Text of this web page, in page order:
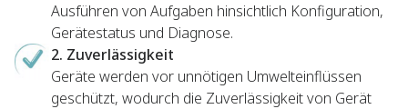
Ausführen von Aufgaben hinsichtlich Konfiguration,
Gerätestatus und Diagnose.
2. Zuverlässigkeit
Geräte werden vor unnötigen Umwelteinflüssen
geschützt, wodurch die Zuverlässigkeit von Gerät